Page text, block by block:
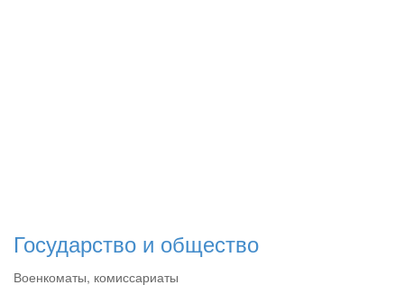
Государство и общество
Военкоматы, комиссариаты